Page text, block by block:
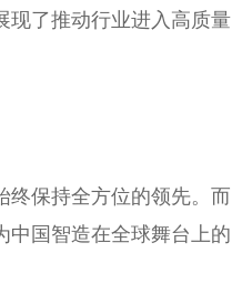
现了推动行业进入高质量
终保持全方位的领先。而
中国智造在全球舞台上的